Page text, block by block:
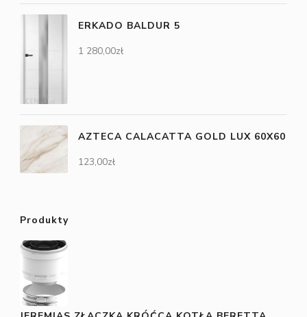
ERKADO BALDUR 5
1 280,00zł
AZTECA CALACATTA GOLD LUX 60X60
123,00zł
Produkty